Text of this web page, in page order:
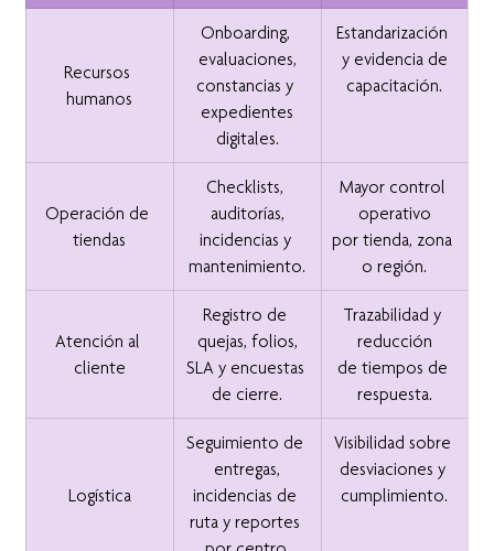
Recursos
humanos
Onboarding,
evaluaciones,
constancias y
expedientes
digitales.
Estandarización
y evidencia de
capacitación.
Operación de
tiendas
Checklists,
auditorías,
incidencias y
mantenimiento.
Mayor control
operativo
por tienda, zona
o región.
Atención al
cliente
Registro de
quejas, folios,
SLA y encuestas
de cierre.
Trazabilidad y
reducción
de tiempos de
respuesta.
Logística
Seguimiento de
entregas,
incidencias de
ruta y reportes
Visibilidad sobre
desviaciones y
cumplimiento.